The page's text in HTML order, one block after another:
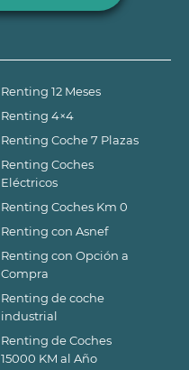
Renting 12 Meses
Renting 4×4
Renting Coche 7 Plazas
Renting Coches
Eléctricos
Renting Coches Km 0
Renting con Asnef
Renting con Opción a
Compra
Renting de coche
industrial
Renting de Coches
15000 KM al Año